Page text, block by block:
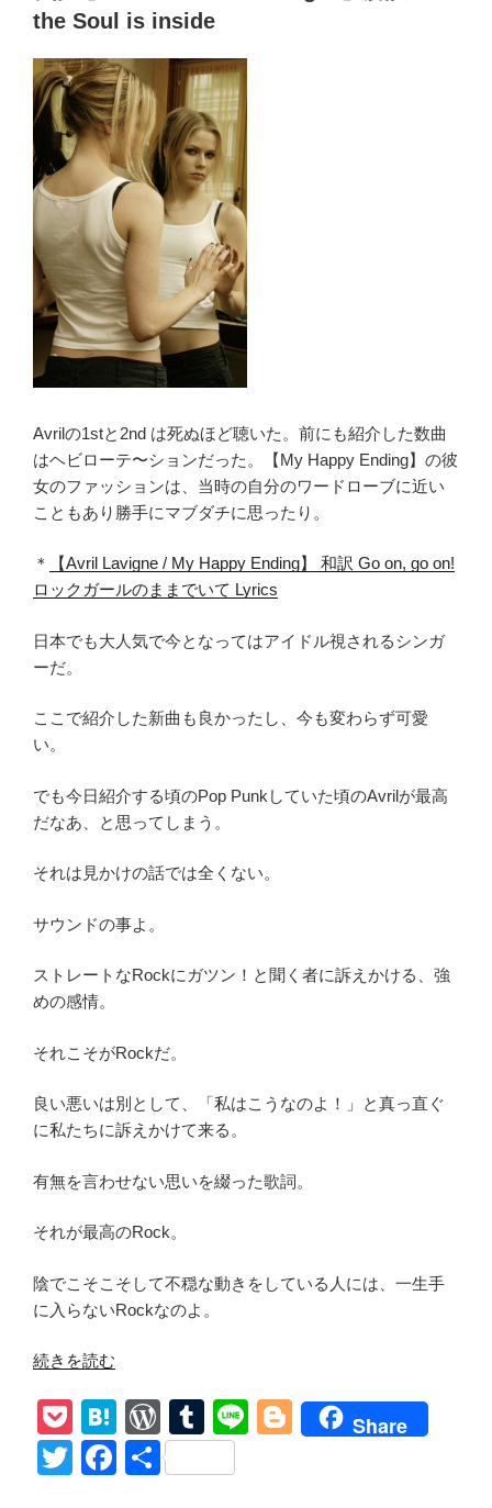
記
Sum41
に
つ
い
て”
の
ss
b
o
o
k
the Soul is inside
Avrilの1stと2nd は死ぬほど聴いた。前にも紹介した数曲
はヘビローテ〜ションだった。【My Happy Ending】の彼
女のファッションは、当時の自分のワードローブに近い
こともあり勝手にマブダチに思ったり。
＊
【Avril Lavigne / My Happy Ending】 和訳 Go on, go on!
ロックガールのままでいて Lyrics
日本でも大人気で今となってはアイドル視されるシンガ
ーだ。
ここで紹介した新曲も良かったし、今も変わらず可愛
い。
でも今日紹介する頃のPop Punkしていた頃のAvrilが最高
だなあ、と思ってしまう。
それは見かけの話では全くない。
サウンドの事よ。
ストレートなRockにガツン！と聞く者に訴えかける、強
めの感情。
それこそがRockだ。
良い悪いは別として、「私はこうなのよ！」と真っ直ぐ
に私たちに訴えかけて来る。
有無を言わせない思いを綴った歌詞。
それが最高のRock。
陰でこそこそして不穏な動きをしている人には、一生手
に入らないRockなのよ。
“和
【Sk8er
Boi/Avril
Lavigne】
続きを読む
P
o
ck
H
at
e
W
or
d
T
u
m
Li
Bl
Share
T
F
共